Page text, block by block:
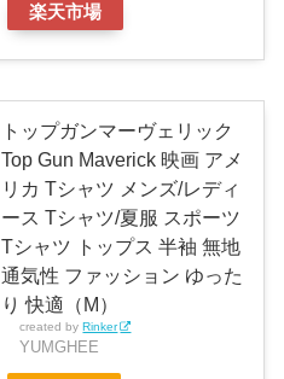
楽天市場
トップガンマーヴェリック
Top Gun Maverick 映画 アメ
リカ Tシャツ メンズ/レディ
ース Tシャツ/夏服 スポーツ
Tシャツ トップス 半袖 無地
通気性 ファッション ゆった
り 快適（M）
created byRinker
YUMGHEE